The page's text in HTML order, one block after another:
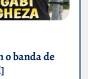
o banda de